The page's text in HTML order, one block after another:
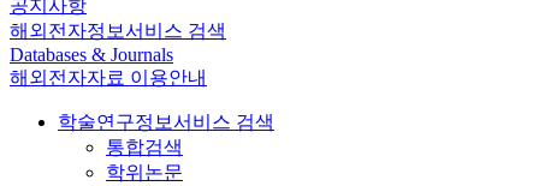
공지사항
해외전자정보서비스 검색
Databases & Journals
해외전자자료 이용안내
학술연구정보서비스 검색
통합검색
학위논문